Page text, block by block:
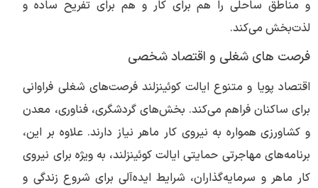
و مناطق ساحلی را هم برای کار و هم برای تفریح ساده و
لذت‌بخش می‌کند.
فرصت های شغلی و اقتصاد شخصی
اقتصاد پویا و متنوع ایالت کوئینزلند فرصت‌های شغلی فراوانی
برای ساکنان فراهم می‌کند. بخش‌های گردشگری، فناوری، معدن
و کشاورزی همواره به نیروی کار ماهر نیاز دارند. علاوه بر این،
برنامه‌های مهاجرتی حمایتی ایالت کوئینزلند، به ویژه برای نیروی
کار ماهر و سرمایه‌گذاران، شرایط ایده‌آلی برای شروع زندگی و